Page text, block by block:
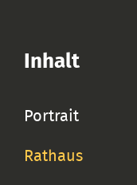
Inhalt
Portrait
Rathaus